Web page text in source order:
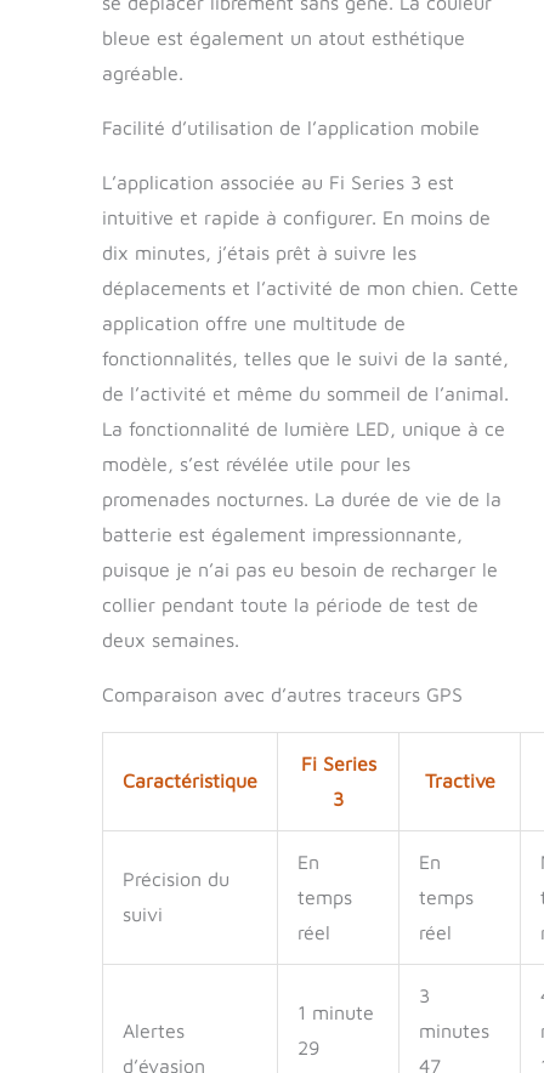
bleue est également un atout esthétique
agréable.
Facilité d’utilisation de l’application mobile
L’application associée au Fi Series 3 est
intuitive et rapide à configurer. En moins de
dix minutes, j’étais prêt à suivre les
déplacements et l’activité de mon chien. Cette
application offre une multitude de
fonctionnalités, telles que le suivi de la santé,
de l’activité et même du sommeil de l’animal.
La fonctionnalité de lumière LED, unique à ce
modèle, s’est révélée utile pour les
promenades nocturnes. La durée de vie de la
batterie est également impressionnante,
puisque je n’ai pas eu besoin de recharger le
collier pendant toute la période de test de
deux semaines.
Comparaison avec d’autres traceurs GPS
Caractéristique
Fi Series
3
Tractive
Précision du
suivi
En
temps
réel
En
temps
réel
Alertes
d’évasion
1 minute
29
3
minutes
47